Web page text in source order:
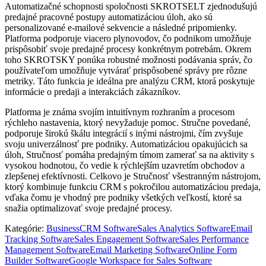
Automatizačné schopnosti spoločnosti SKROTSELT zjednodušujú
predajné pracovné postupy automatizáciou úloh, ako sú
personalizované e-mailové sekvencie a následné pripomienky.
Platforma podporuje viacero plynovodov, čo podnikom umožňuje
prispôsobiť svoje predajné procesy konkrétnym potrebám. Okrem
toho SKROTSKY ponúka robustné možnosti podávania správ, čo
používateľom umožňuje vytvárať prispôsobené správy pre rôzne
metriky. Táto funkcia je ideálna pre analýzu CRM, ktorá poskytuje
informácie o predaji a interakciách zákazníkov.
Platforma je známa svojím intuitívnym rozhraním a procesom
rýchleho nastavenia, ktorý nevyžaduje pomoc. Stručne povedané,
podporuje širokú škálu integrácií s inými nástrojmi, čím zvyšuje
svoju univerzálnosť pre podniky. Automatizáciou opakujúcich sa
úloh, Stručnosť pomáha predajným tímom zamerať sa na aktivity s
vysokou hodnotou, čo vedie k rýchlejším uzavretím obchodov a
zlepšenej efektívnosti. Celkovo je Stručnosť všestranným nástrojom,
ktorý kombinuje funkciu CRM s pokročilou automatizáciou predaja,
vďaka čomu je vhodný pre podniky všetkých veľkostí, ktoré sa
snažia optimalizovať svoje predajné procesy.
Kategórie: BusinessCRM SoftwareSales Analytics SoftwareEmail
Tracking SoftwareSales Engagement SoftwareSales Performance
Management SoftwareEmail Marketing SoftwareOnline Form
Builder SoftwareGoogle Workspace for Sales Software